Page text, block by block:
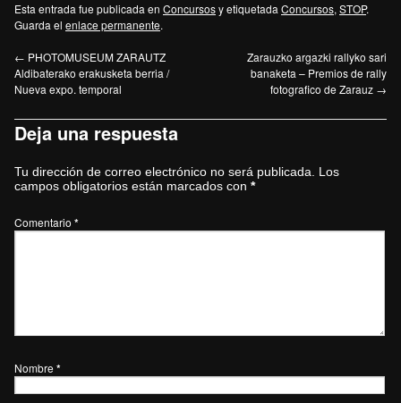
Esta entrada fue publicada en Concursosy etiquetada Concursos, STOP.
Guarda el enlace permanente.
← PHOTOMUSEUM ZARAUTZ
Aldibaterako erakusketa berria /
Nueva expo. temporal
Zarauzko argazki rallyko sari
banaketa – Premios de rally
fotografico de Zarauz →
Deja una respuesta
Tu dirección de correo electrónico no será publicada.
Los
campos obligatorios están marcados con *
Comentario *
Nombre *